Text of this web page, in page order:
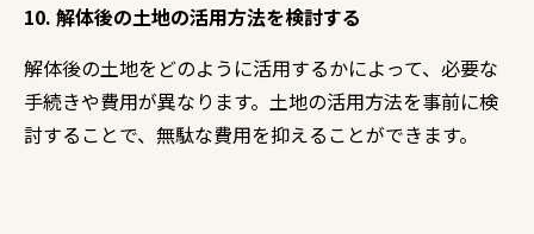
10. 解体後の土地の活用方法を検討する
解体後の土地をどのように活用するかによって、 必要な
手続きや費用が異なります。 土地の活用方法を事前に検
討することで、 無駄な費用を抑えることができます。